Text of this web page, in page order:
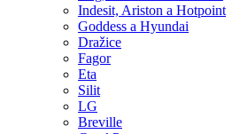
Indesit, Ariston a Hotpoint
Goddess a Hyundai
Dražice
Fagor
Eta
Silit
LG
Breville